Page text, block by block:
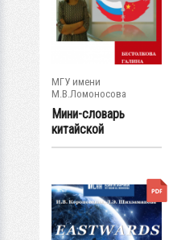
МГУ имени
М.В.Ломоносова
Мини-словарь
китайской
разговорной лексики